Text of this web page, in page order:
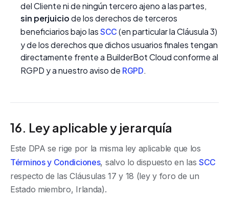
del Cliente ni de ningún tercero ajeno a las partes,
sin perjuiciode los derechos de terceros
beneficiarios bajo las SCC (en particular la Cláusula 3)
y de los derechos que dichos usuarios finales tengan
directamente frente a BuilderBot Cloud conforme al
RGPD y a nuestro aviso de RGPD.
16. Ley aplicable y jerarquía
Este DPA se rige por la misma ley aplicable que los
Términos y Condiciones, salvo lo dispuesto en lasSCC
respecto de las Cláusulas 17 y 18 (ley y foro de un
Estado miembro, Irlanda).